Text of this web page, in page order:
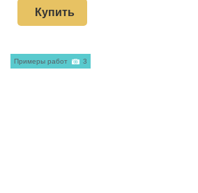
Купить
Примеры работ 3